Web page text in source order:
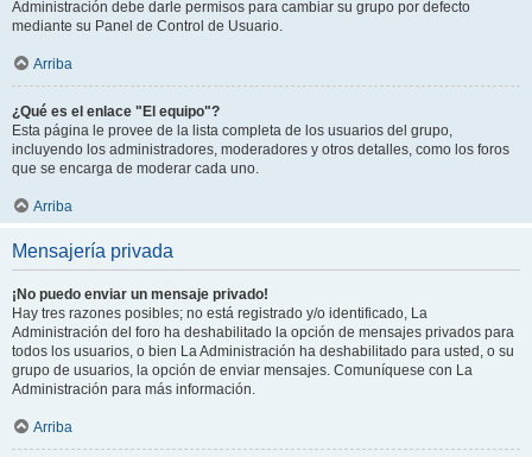
Administración debe darle permisos para cambiar su grupo por defecto
mediante su Panel de Control de Usuario.
Arriba
¿Qué es el enlace "El equipo"?
Esta página le provee de la lista completa de los usuarios del grupo,
incluyendo los administradores, moderadores y otros detalles, como los foros
que se encarga de moderar cada uno.
Arriba
Mensajería privada
¡No puedo enviar un mensaje privado!
Hay tres razones posibles; no está registrado y/o identificado, La
Administración del foro ha deshabilitado la opción de mensajes privados para
todos los usuarios, o bien La Administración ha deshabilitado para usted, o su
grupo de usuarios, la opción de enviar mensajes. Comuníquese con La
Administración para más información.
Arriba